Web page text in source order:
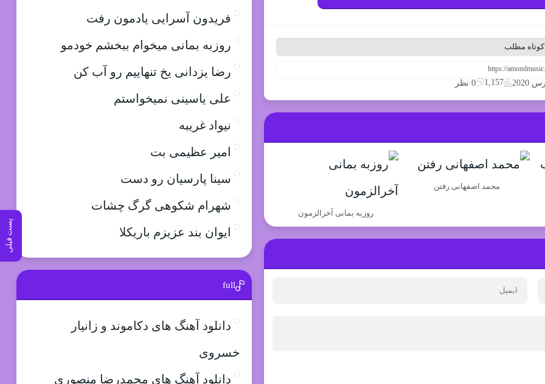
پست قبلی
کوتاه مطلب
1,157 0 نظر
محمد اصفهانی رفتن
روزبه بمانی آخرالزمون
فریدون آسرایی یادمون رفت
روزبه بمانی میخوام ببخشم خودمو
رضا یزدانی یخ تنهاییم رو آب کن
علی یاسینی نمیخواستم
نیواد غریبه
امیر عظیمی بت
سینا پارسیان رو دست
شهرام شکوهی گرگ چشات
ایوان بند عزیزم باریکلا
full
دانلود آهنگ های دکاموند و زانیار
خسروی
دانلود آهنگ های محمدرضا منصوری